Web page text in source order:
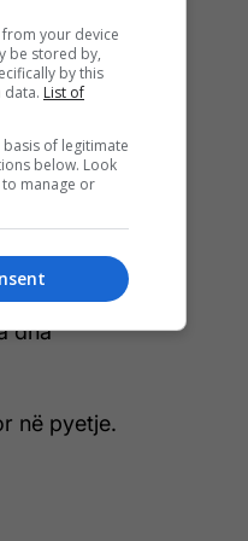
radiator
e
statujën
bëhej
dha
në pyetje.
your device
be stored by,
by this
data. List of
of legitimate
below. Look
manage or